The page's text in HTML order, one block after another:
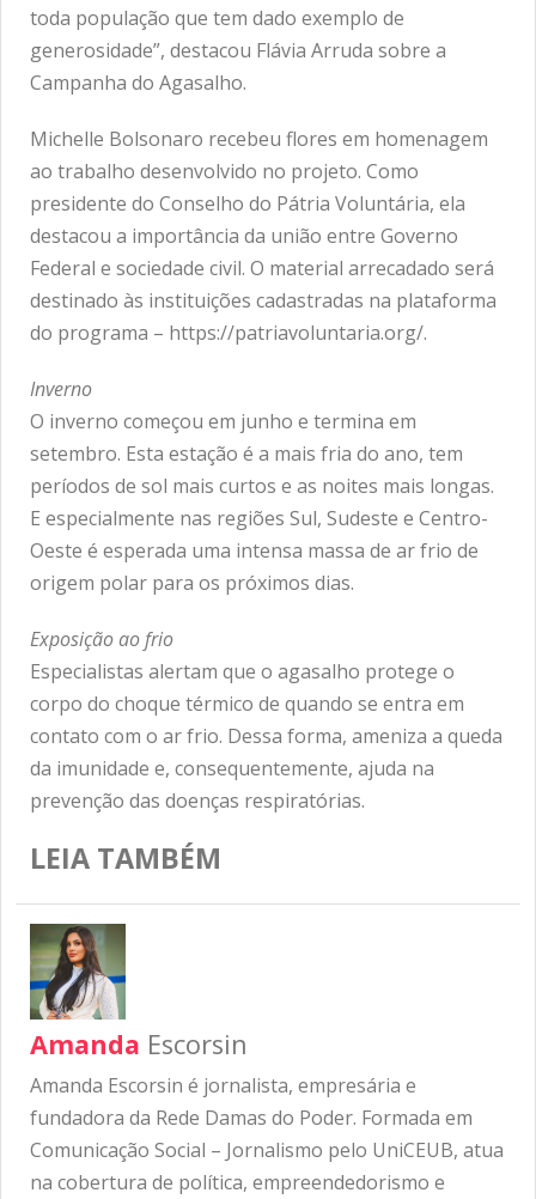
toda população que tem dado exemplo de
generosidade”, destacou Flávia Arruda sobre a
Campanha do Agasalho.
Michelle Bolsonaro recebeu flores em homenagem
ao trabalho desenvolvido no projeto. Como
presidente do Conselho do Pátria Voluntária, ela
destacou a importância da união entre Governo
Federal e sociedade civil. O material arrecadado será
destinado às instituições cadastradas na plataforma
do programa – https://patriavoluntaria.org/.
Inverno
O inverno começou em junho e termina em
setembro. Esta estação é a mais fria do ano, tem
períodos de sol mais curtos e as noites mais longas.
E especialmente nas regiões Sul, Sudeste e Centro-
Oeste é esperada uma intensa massa de ar frio de
origem polar para os próximos dias.
Exposição ao frio
Especialistas alertam que o agasalho protege o
corpo do choque térmico de quando se entra em
contato com o ar frio. Dessa forma, ameniza a queda
da imunidade e, consequentemente, ajuda na
prevenção das doenças respiratórias.
LEIA TAMBÉM
Amanda Escorsin
Amanda Escorsin é jornalista, empresária e
fundadora da Rede Damas do Poder. Formada em
Comunicação Social – Jornalismo pelo UniCEUB, atua
na cobertura de política, empreendedorismo e